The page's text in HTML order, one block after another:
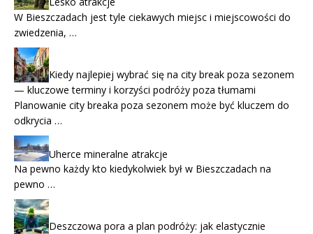
W Bieszczadach jest tyle ciekawych miejsc i miejscowości do
zwiedzenia, …
Kiedy najlepiej wybrać się na city break poza sezonem
— kluczowe terminy i korzyści podróży poza tłumami
Planowanie city breaka poza sezonem może być kluczem do
odkrycia …
Uherce mineralne atrakcje
Na pewno każdy kto kiedykolwiek był w Bieszczadach na
pewno …
Deszczowa pora a plan podróży: jak elastycznie